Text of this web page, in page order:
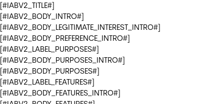
[#IABV2_TITLE#]
[#IABV2_BODY_INTRO#]
[#IABV2_BODY_LEGITIMATE_INTEREST_INTRO#]
[#IABV2_BODY_PREFERENCE_INTRO#]
[#IABV2_LABEL_PURPOSES#]
[#IABV2_BODY_PURPOSES_INTRO#]
[#IABV2_BODY_PURPOSES#]
[#IABV2_LABEL_FEATURES#]
[#IABV2_BODY_FEATURES_INTRO#]